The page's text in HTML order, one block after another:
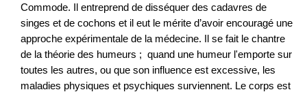
Commode. Il entreprend de disséquer des cadavres de
singes et de cochons et il eut le mérite d’avoir encouragé une
approche expérimentale de la médecine. Il se fait le chantre
de la théorie des humeurs ; quand une humeur l'emporte sur
toutes les autres, ou que son influence est excessive, les
maladies physiques et psychiques surviennent. Le corps est